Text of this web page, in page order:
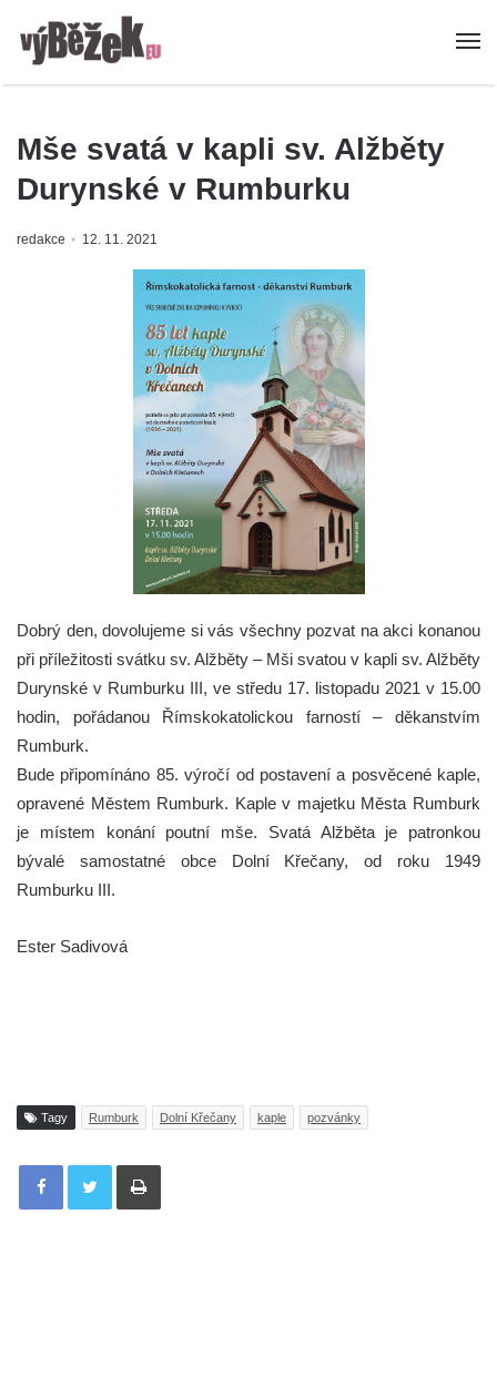
Mše svatá v kapli sv. Alžběty
Durynské v Rumburku
redakce 12. 11. 2021
Dobrý den, dovolujeme si vás všechny pozvat na akci konanou
při příležitosti svátku sv. Alžběty – Mši svatou v kapli sv. Alžběty
Durynské v Rumburku III, ve středu 17. listopadu 2021 v 15.00
hodin, pořádanou Římskokatolickou farností – děkanstvím
Rumburk.
Bude připomínáno 85. výročí od postavení a posvěcené kaple,
opravené Městem Rumburk. Kaple v majetku Města Rumburk
je místem konání poutní mše. Svatá Alžběta je patronkou
bývalé samostatné obce Dolní Křečany, od roku 1949
Rumburku III.
Ester Sadivová
Tagy Rumburk Dolní Křečany kaple pozvánky
Tisknout